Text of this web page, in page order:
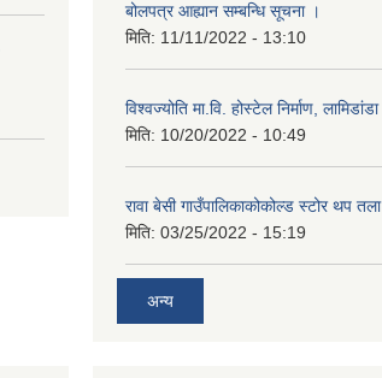
बोलपत्र आह्यान सम्बन्धि सूचना ।
मिति: 11/11/2022 - 13:10
विश्वज्योति मा.वि. होस्टेल निर्माण, लामिडांडा
मिति: 10/20/2022 - 10:49
रावा बेसी गाउँपालिकाकोकोल्ड स्टोर थप तला
मिति: 03/25/2022 - 15:19
अन्य